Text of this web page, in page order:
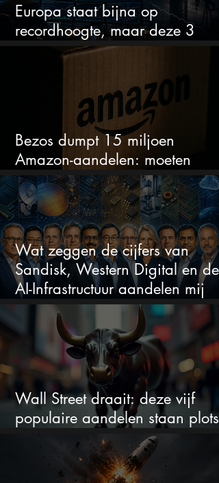
Europa staat bijna op
recordhoogte, maar deze 3
sectoren vallen nu op
Bezos dumpt 15 miljoen
Amazon-aandelen: moeten
beleggers zich zorgen maken?
Wat zeggen de cijfers van
Sandisk, Western Digital en de
AI-Infrastructuur aandelen mij
werkelijk
Wall Street draait: deze vijf
populaire aandelen staan plots
onder spanning